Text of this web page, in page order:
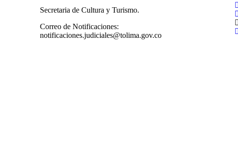
Secretaria de Cultura y Turismo.
Correo de Notificaciones:
notificaciones.judiciales@tolima.gov.co